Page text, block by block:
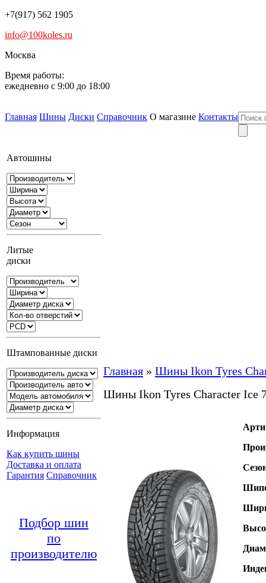
+7(917) 562 1905
info@100koles.ru
Москва
Время работы:
ежедневно с 9:00 до 18:00
Главная Шины Диски Справочник О магазине Контакты
Автошины
Литые
диски
Штампованные диски
Информация
Как купить шины
Доставка и оплата
Гарантия Справочник
Подбор шин
по
производителю
Главная » Шины Ikon Tyres
Шины Ikon Tyres Character Ice